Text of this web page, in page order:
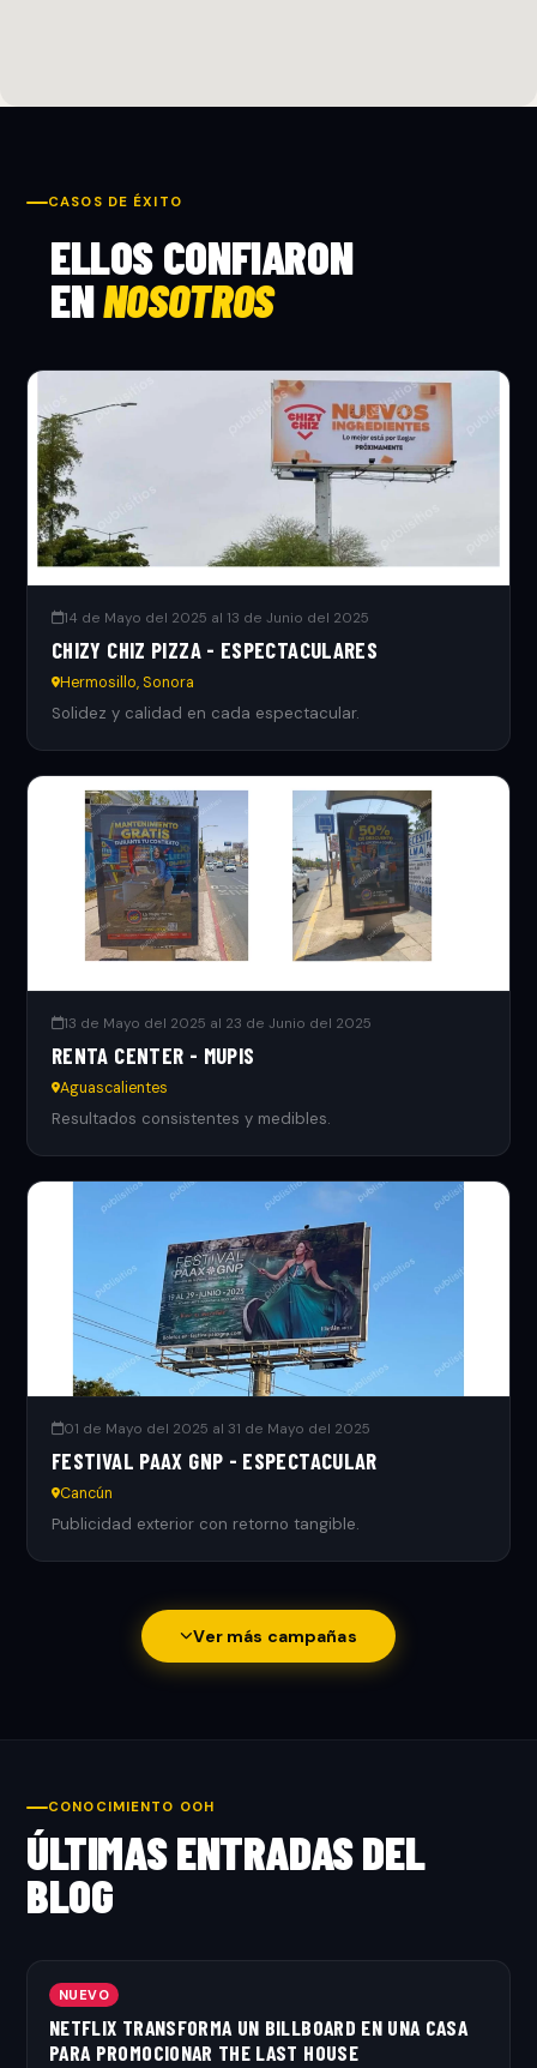
CASOS DE ÉXITO
ELLOS CONFIARON
ENNOSOTROS
14 de Mayo del 2025 al 13 de Junio del 2025
CHIZY CHIZ PIZZA - ESPECTACULARES
Hermosillo, Sonora
Solidez y calidad en cada espectacular.
13 de Mayo del 2025 al 23 de Junio del 2025
RENTA CENTER - MUPIS
Aguascalientes
Resultados consistentes y medibles.
01 de Mayo del 2025 al 31 de Mayo del 2025
FESTIVAL PAAX GNP - ESPECTACULAR
Cancún
Publicidad exterior con retorno tangible.
Ver más campañas
CONOCIMIENTO OOH
ÚLTIMAS ENTRADAS DEL
BLOG
NUEVO
NETFLIX TRANSFORMA UN BILLBOARD EN UNA CASA
PARA PROMOCIONAR THE LAST HOUSE